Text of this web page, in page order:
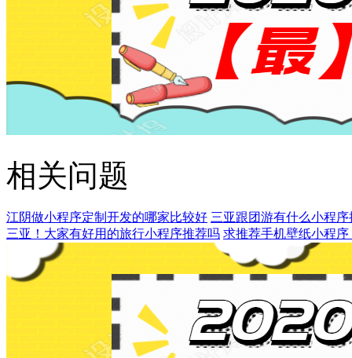
相关问题
江阴做小程序定制开发的哪家比较好 三亚跟团游有什么小程序
三亚！大家有好用的旅行小程序推荐吗 求推荐手机壁纸小程序